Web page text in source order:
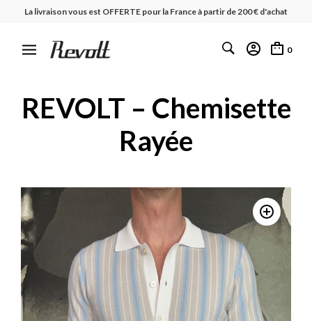
La livraison vous est OFFERTE pour la France à partir de 200 € d'achat
0
REVOLT – Chemisette
Rayée